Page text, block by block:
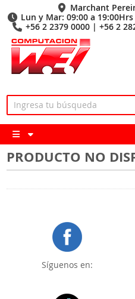
Marchant
Lun y Mar: 09:00 a
+56 2 2379 0000 | +56 2
PRODUCTO NO
Síguenos en: